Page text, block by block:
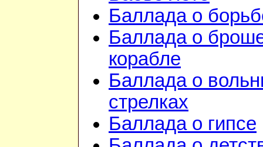
Баллада о
Баллада о
корабле
Баллада о
стрелках
Баллада о гипсе